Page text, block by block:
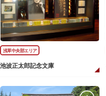
浅草中央部エリア
池波正太郎記念文庫